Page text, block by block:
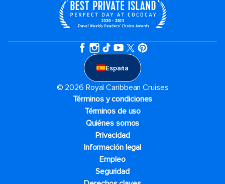
España
© 2026 Royal Caribbean Cruises
Términos y condiciones
Términos de uso
Quiénes somos
Privacidad
Información legal
Empleo
Seguridad